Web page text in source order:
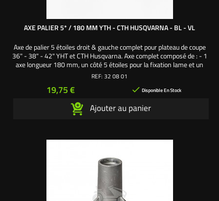
AXE PALIER 5* / 180 MM YTH - CTH HUSQVARNA - BL - VL
Axe de palier 5 étoiles droit & gauche complet pour plateau de coupe
36" - 38" - 42" YHT et CTH Husqvarna. Axe complet composé de : - 1
axe longueur 180 mm, un côté 5 étoiles pour la fixation lame et un
côté 12 cannelures pour la fixation poulie de palier - 1
axe de palier - 1 vis de lame pas...
REF: 32 08 01
Prix
19,75 €  Disponible En Stock
Ajouter au panier